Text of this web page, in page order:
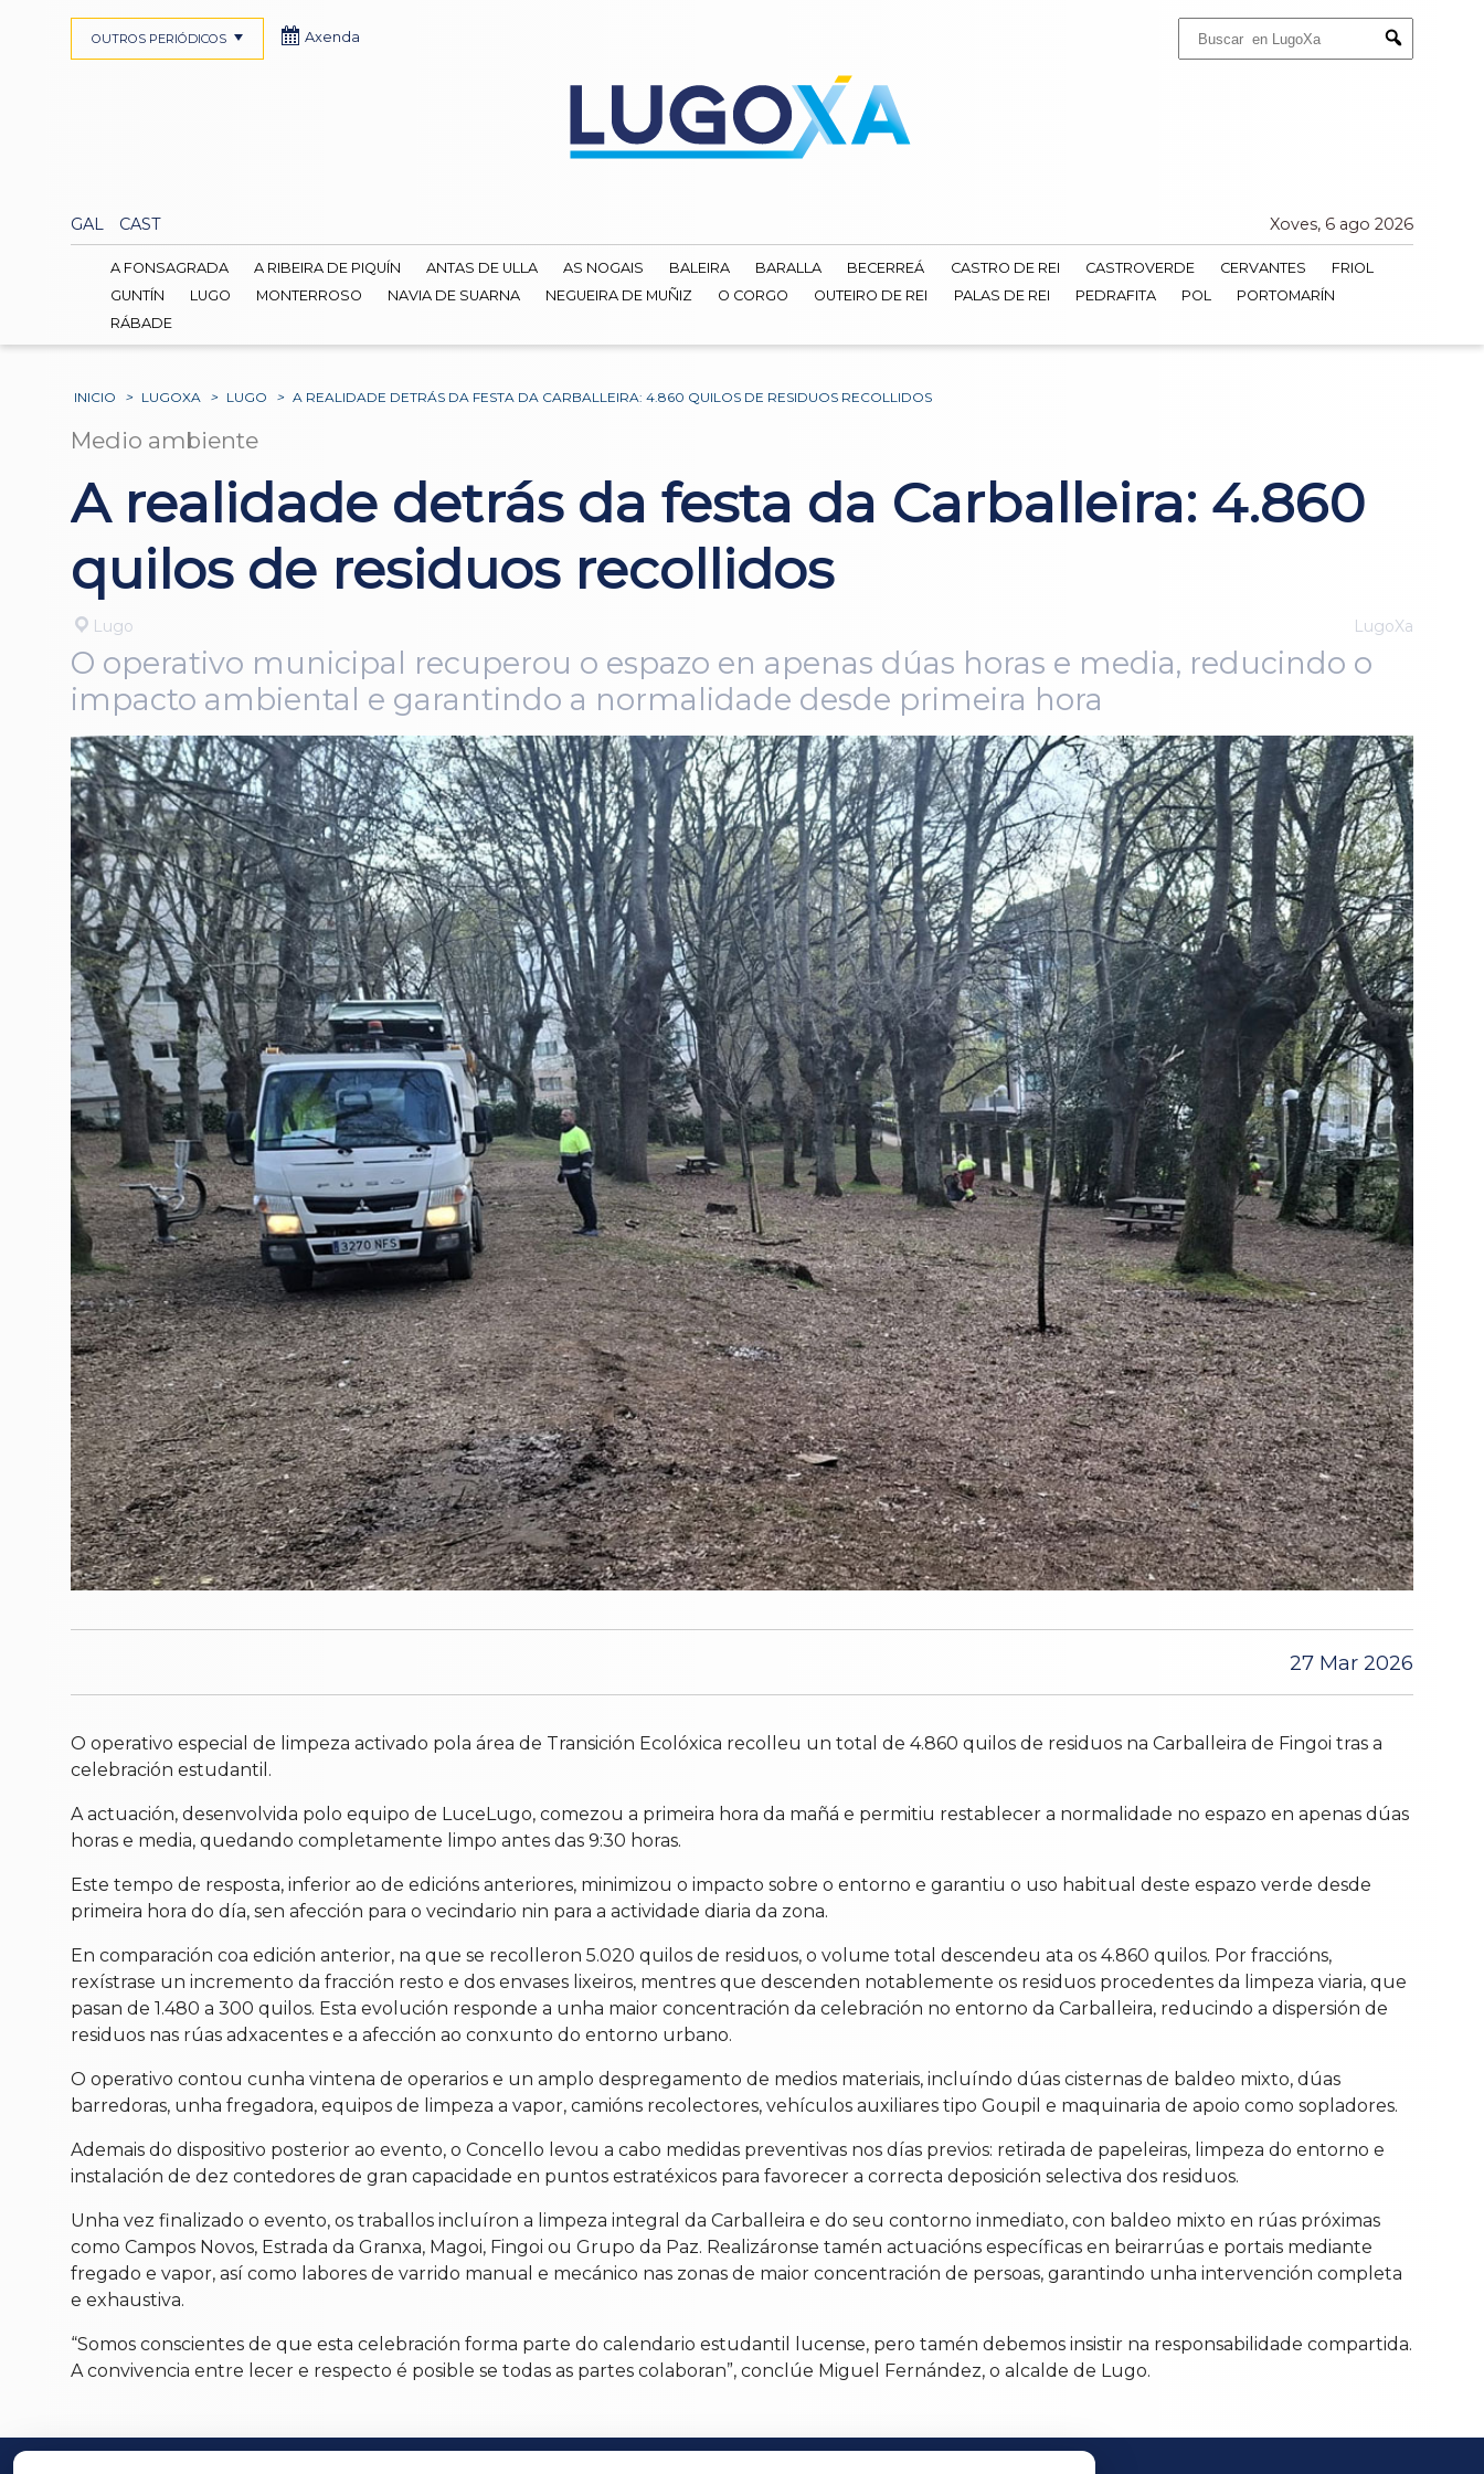
Submit
GAL CAST Xoves, 6 ago 2026
OUTROS PERIÓDICOS Axenda
A FONSAGRADA A RIBEIRA DE PIQUÍN ANTAS DE ULLA AS NOGAIS BALEIRA BARALLA BECERREÁ CASTRO DE REI CASTROVERDE CERVANTES
FRIOL
GUNTÍN
LUGO MONTERROSO NAVIA DE SUARNA NEGUEIRA DE MUÑIZ O CORGO OUTEIRO DE REI PALAS DE REI PEDRAFITA POL
PORTOMARÍN
RÁBADE
INICIO > LUGOXA > LUGO > A REALIDADE DETRÁS DA FESTA DA CARBALLEIRA: 4.860 QUILOS DE RESIDUOS RECOLLIDOS
Medio ambiente
A realidade detrás da festa da Carballeira: 4.860
quilos de residuos recollidos
Lugo LugoXa
O operativo municipal recuperou o espazo en apenas dúas horas e media, reducindo o
impacto ambiental e garantindo a normalidade desde primeira hora
27 Mar 2026
O operativo especial de limpeza activado pola área de Transición Ecolóxica recolleu un total de 4.860 quilos de residuos na Carballeira de Fingoi tras a
celebración estudantil.
A actuación, desenvolvida polo equipo de LuceLugo, comezou a primeira hora da mañá e permitiu restablecer a normalidade no espazo en apenas dúas
horas e media, quedando completamente limpo antes das 9:30 horas.
Este tempo de resposta, inferior ao de edicións anteriores, minimizou o impacto sobre o entorno e garantiu o uso habitual deste espazo verde desde
primeira hora do día, sen afección para o vecindario nin para a actividade diaria da zona.
En comparación coa edición anterior, na que se recolleron 5.020 quilos de residuos, o volume total descendeu ata os 4.860 quilos. Por fraccións,
rexístrase un incremento da fracción resto e dos envases lixeiros, mentres que descenden notablemente os residuos procedentes da limpeza viaria, que
pasan de 1.480 a 300 quilos. Esta evolución responde a unha maior concentración da celebración no entorno da Carballeira, reducindo a dispersión de
residuos nas rúas adxacentes e a afección ao conxunto do entorno urbano.
O operativo contou cunha vintena de operarios e un amplo despregamento de medios materiais, incluíndo dúas cisternas de baldeo mixto, dúas
barredoras, unha fregadora, equipos de limpeza a vapor, camións recolectores, vehículos auxiliares tipo Goupil e maquinaria de apoio como sopladores.
Ademais do dispositivo posterior ao evento, o Concello levou a cabo medidas preventivas nos días previos: retirada de papeleiras, limpeza do entorno e
instalación de dez contedores de gran capacidade en puntos estratéxicos para favorecer a correcta deposición selectiva dos residuos.
Unha vez finalizado o evento, os traballos incluíron a limpeza integral da Carballeira e do seu contorno inmediato, con baldeo mixto en rúas próximas
como Campos Novos, Estrada da Granxa, Magoi, Fingoi ou Grupo da Paz. Realizáronse tamén actuacións específicas en beirarrúas e portais mediante
fregado e vapor, así como labores de varrido manual e mecánico nas zonas de maior concentración de persoas, garantindo unha intervención completa
e exhaustiva.
“Somos conscientes de que esta celebración forma parte do calendario estudantil lucense, pero tamén debemos insistir na responsabilidade compartida.
A convivencia entre lecer e respecto é posible se todas as partes colaboran”, conclúe Miguel Fernández, o alcalde de Lugo.